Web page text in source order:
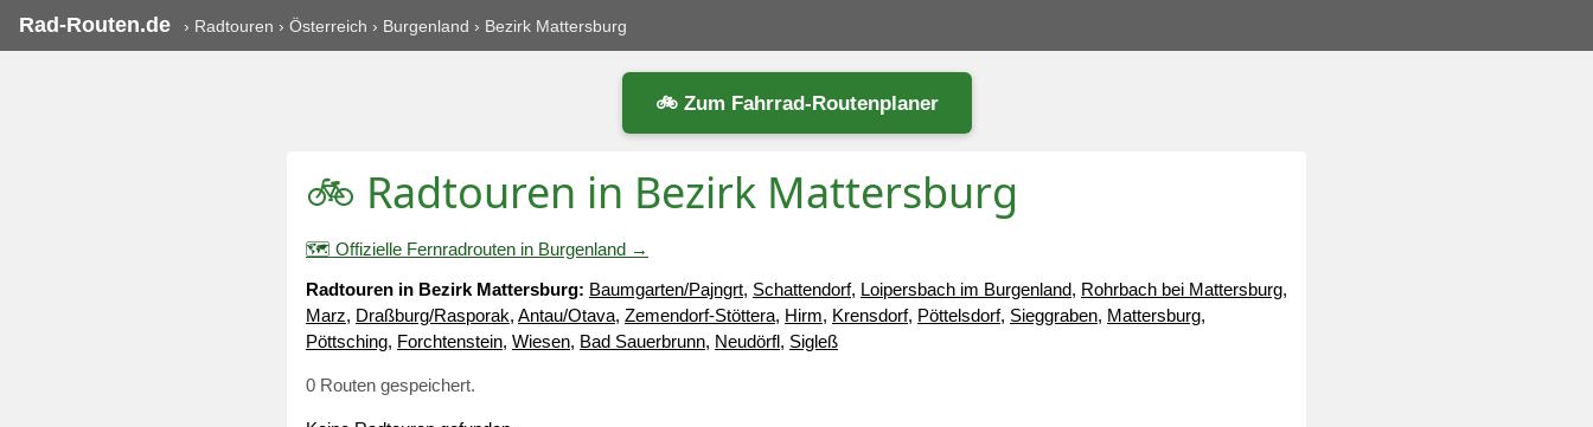
Rad-Routen.de › Radtouren › Österreich › Burgenland › Bezirk Mattersburg
🚲 Zum Fahrrad-Routenplaner
🚲 Radtouren in Bezirk Mattersburg
🗺️ Offizielle Fernradrouten in Burgenland →
Radtouren in Bezirk Mattersburg: Baumgarten/Pajngrt, Schattendorf, Loipersbach im Burgenland, Rohrbach bei Mattersburg,
Marz, Draßburg/Rasporak, Antau/Otava, Zemendorf-Stöttera, Hirm, Krensdorf, Pöttelsdorf, Sieggraben, Mattersburg,
Pöttsching, Forchtenstein, Wiesen, Bad Sauerbrunn, Neudörfl, Sigleß
0 Routen gespeichert.